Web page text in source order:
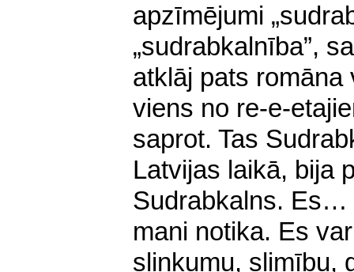
apzīmējumi
„sudrabkalnība”,
atklāj pats
viens no re-e-
saprot. Tas
Latvijas laikā, bija
Sudrabkalns. Es…
mani notika. Es
slinkumu, slimību,